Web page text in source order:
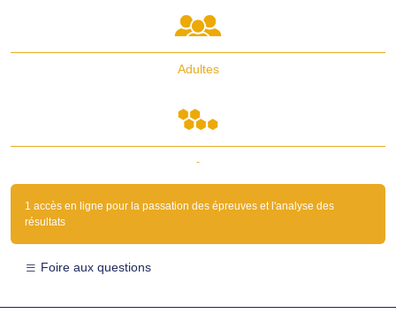
Adultes
-
1 accès en ligne pour la passation des épreuves et l'analyse des
résultats
Foire aux questions